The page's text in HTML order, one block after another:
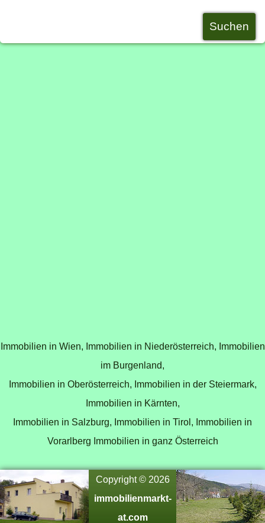
Immobilien in Wien, Immobilien in Niederösterreich, Immobilien
im Burgenland,
Immobilien in Oberösterreich, Immobilien in der Steiermark,
Immobilien in Kärnten,
Immobilien in Salzburg, Immobilien in Tirol, Immobilien in
Vorarlberg Immobilien in ganz Österreich
Copyright © 2026
immobilienmarkt-
at.com